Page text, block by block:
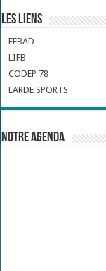
Les liens
FFBAD
LIFB
CODEP 78
LARDE SPORTS
Notre Agenda